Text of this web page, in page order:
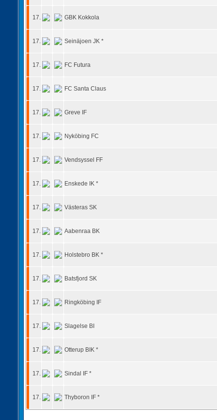
17. GBK Kokkola
17. Seinäjoen JK *
17. FC Futura
17. FC Santa Claus
17. Greve IF
17. Nyköbing FC
17. Vendsyssel FF
17. Enskede IK *
17. Västeras SK
17. Aabenraa BK
17. Holstebro BK *
17. Batsfjord SK
17. Ringköbing IF
17. Slagelse BI
17. Otterup BIK *
17. Sindal IF *
17. Thyboron IF *